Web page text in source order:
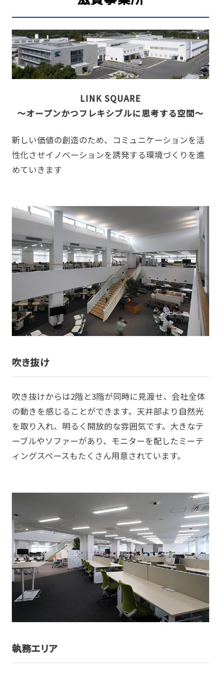
LINK SQUARE
～オープンかつフレキシブルに思考する空間～
新しい価値の創造のため、コミュニケーションを活
性化させイノベーションを誘発する環境づくりを進
めていきます
吹き抜け
吹き抜けからは2階と3階が同時に見渡せ、会社全体
の動きを感じることができます。天井部より自然光
を取り入れ、明るく開放的な雰囲気です。大きなテ
ーブルやソファーがあり、モニターを配したミーテ
ィングスペースもたくさん用意されています。
執務エリア